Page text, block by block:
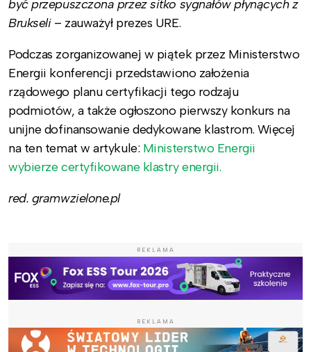
być przepuszczona przez sitko sygnałów płynących z
Brukseli – zauważył prezes URE.
Podczas zorganizowanej w piątek przez Ministerstwo
Energii konferencji przedstawiono założenia
rządowego planu certyfikacji tego rodzaju
podmiotów, a także ogłoszono pierwszy konkurs na
unijne dofinansowanie dedykowane klastrom. Więcej
na ten temat w artykule: Ministerstwo Energii
wybierze certyfikowane klastry energii.
red. gramwzielone.pl
REKLAMA
REKLAMA